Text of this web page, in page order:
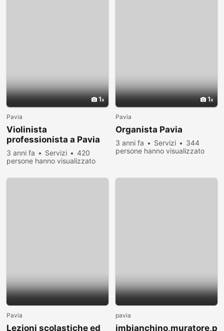
1
Pavia
Violinista
professionista a Pavia
per musica matrimonio
3 anni fa Servizi
420
persone hanno visualizzato
1
Pavia
Organista Pavia
3 anni fa Servizi
344
persone hanno visualizzato
Pavia
Lezioni scolastiche ed
pavia
imbianchino,muratore,p